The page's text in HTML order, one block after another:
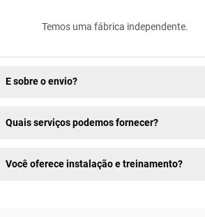
Temos uma fábrica independente.
E sobre o envio?
Quais serviços podemos fornecer?
Você oferece instalação e treinamento?